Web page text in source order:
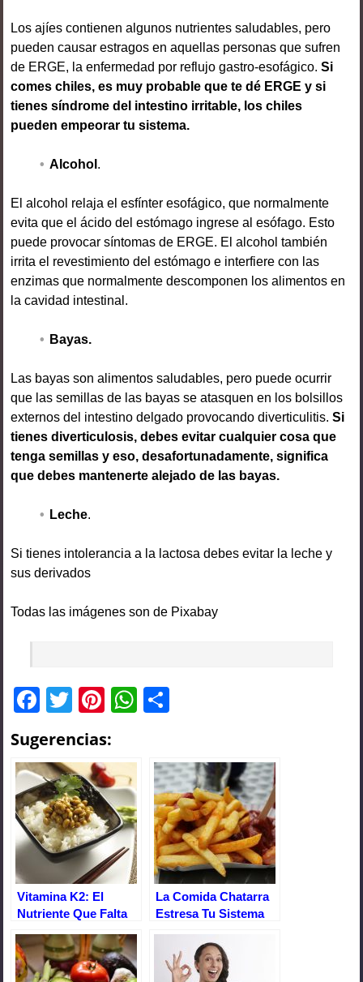
Los ajíes contienen algunos nutrientes saludables, pero
pueden causar estragos en aquellas personas que sufren
de ERGE, la enfermedad por reflujo gastro-esofágico. Si
comes chiles, es muy probable que te dé ERGE y si
tienes síndrome del intestino irritable, los chiles
pueden empeorar tu sistema.
Alcohol .
El alcohol relaja el esfínter esofágico, que normalmente
evita que el ácido del estómago ingrese al esófago. Esto
puede provocar síntomas de ERGE. El alcohol también
irrita el revestimiento del estómago e interfiere con las
enzimas que normalmente descomponen los alimentos en
la cavidad intestinal.
Bayas.
Las bayas son alimentos saludables, pero puede ocurrir
que las semillas de las bayas se atasquen en los bolsillos
externos del intestino delgado provocando diverticulitis.Si
tienes diverticulosis, debes evitar cualquier cosa que
tenga semillas y eso, desafortunadamente, significa
que debes mantenerte alejado de las bayas.
Leche.
Si tienes intolerancia a la lactosa debes evitar la leche y
sus derivados
Todas las imágenes son de Pixabay
F
c
e
b
o
o
k
T
wi
tt
er
Pi
er
e
st
W
A
p
ar
tir
Sugerencias:
Vitamina K2: El
Nutriente Que Falta
Corazón Y De Los
Huesos
La Comida Chatarra
Estresa Tu Sistema